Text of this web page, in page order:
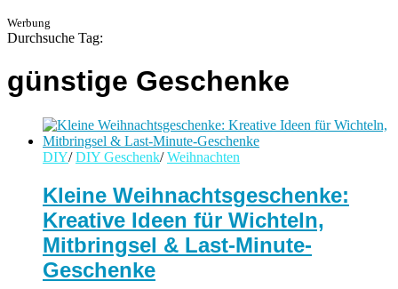
Werbung
Durchsuche Tag:
günstige Geschenke
DIY/ DIY Geschenk/ Weihnachten
Kleine Weihnachtsgeschenke:
Kreative Ideen für Wichteln,
Mitbringsel & Last-Minute-
Geschenke